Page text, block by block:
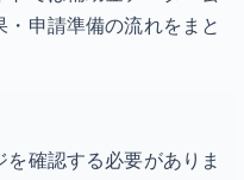
申請準備の流れをまと
確認する必要がありま